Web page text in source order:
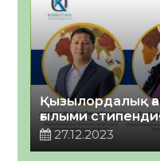
Қызылордалық
ғылыми
27.12.2023